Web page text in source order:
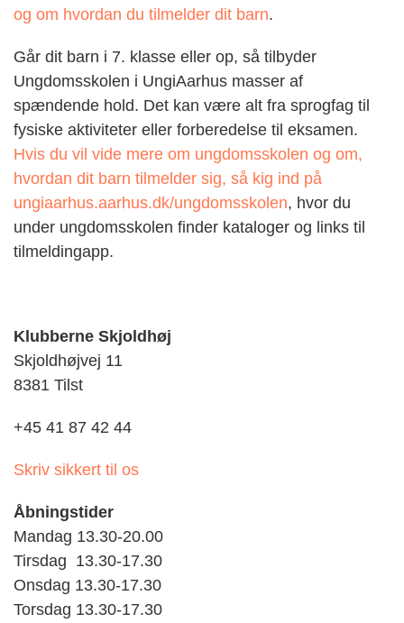
og om hvordan du tilmelder dit barn.
Går dit barn i 7. klasse eller op, så tilbyder
Ungdomsskolen i UngiAarhus masser af
spændende hold. Det kan være alt fra sprogfag til
fysiske aktiviteter eller forberedelse til eksamen.
Hvis du vil vide mere om ungdomsskolen og om,
hvordan dit barn tilmelder sig, så kig ind på
ungiaarhus.aarhus.dk/ungdomsskolen, hvor du
under ungdomsskolen finder kataloger og links til
tilmeldingapp.
Klubberne Skjoldhøj
Skjoldhøjvej 11
8381 Tilst
+45 41 87 42 44
Skriv sikkert til os
Åbningstider
Mandag 13.30-20.00
Tirsdag 13.30-17.30
Onsdag 13.30-17.30
Torsdag 13.30-17.30